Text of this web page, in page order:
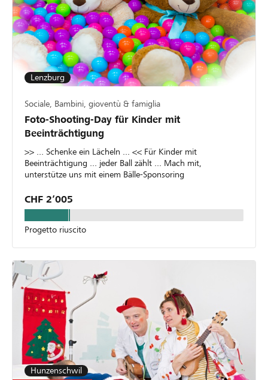
Lenzburg
Sociale, Bambini, gioventù & famiglia
Foto-Shooting-Day für Kinder mit
Beeinträchtigung
>> ... Schenke ein Lächeln ... << Für Kinder mit
Beeinträchtigung ... jeder Ball zählt ... Mach mit,
unterstütze uns mit einem Bälle-Sponsoring
CHF 2’005
Progetto riuscito
Hunzenschwil